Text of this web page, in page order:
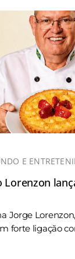
E
Lorenzon
Jorge
forte ligação